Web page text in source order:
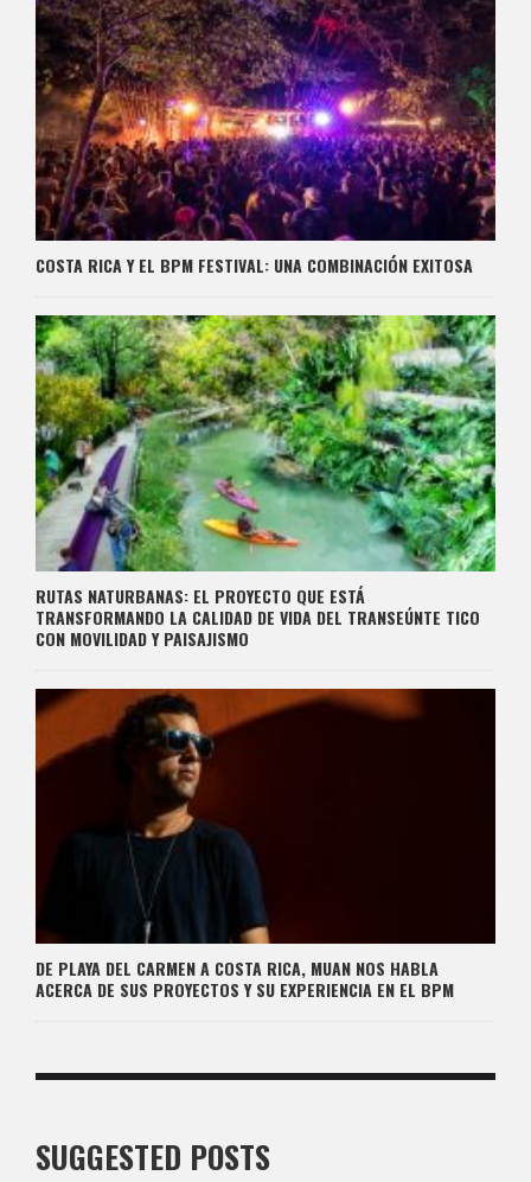
COSTA RICA Y EL BPM FESTIVAL: UNA COMBINACIÓN EXITOSA
RUTAS NATURBANAS: EL PROYECTO QUE ESTÁ
TRANSFORMANDO LA CALIDAD DE VIDA DEL TRANSEÚNTE TICO
CON MOVILIDAD Y PAISAJISMO
DE PLAYA DEL CARMEN A COSTA RICA, MUAN NOS HABLA
ACERCA DE SUS PROYECTOS Y SU EXPERIENCIA EN EL BPM
SUGGESTED POSTS